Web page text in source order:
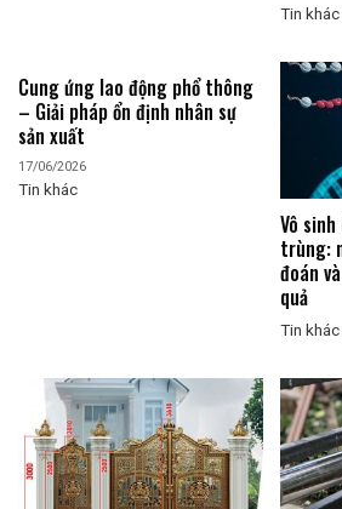
Tin khác
Cung ứng lao động phổ thông
– Giải pháp ổn định nhân sự
sản xuất
17/06/2026
Tin khác
Vô
trùng:
đoán
quả
Tin khác